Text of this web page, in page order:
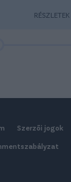
RÉSZLETEK
Szerzői jogok